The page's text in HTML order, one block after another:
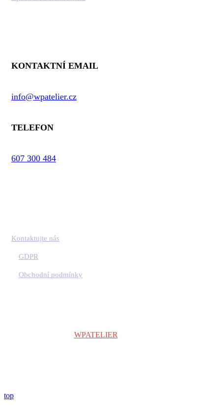
KONTAKTNÍ EMAIL
info@wpatelier.cz
TELEFON
607 300 484
Kontaktujte nás
GDPR
Obchodní podmínky
WPATELIER
top